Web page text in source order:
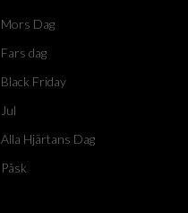
Mors Dag
Fars dag
Black Friday
Jul
Alla Hjärtans Dag
Påsk